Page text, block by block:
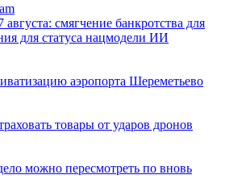
смягчение банкротства для
для статуса нацмодели ИИ
аэропорта Шереметьево
товары от ударов дронов
можно пересмотреть по вновь